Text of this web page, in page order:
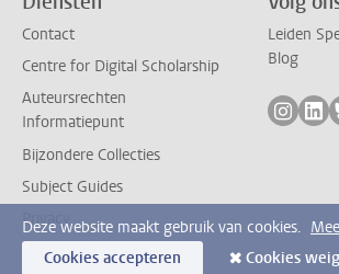
Contact
Centre for Digital Scholarship
Auteursrechten
Informatiepunt
Bijzondere Collecties
Subject Guides
Privacy
Leiden
Blog
Volg
Deze website maakt gebruik van cookies.
Cookies accepteren
Cookies